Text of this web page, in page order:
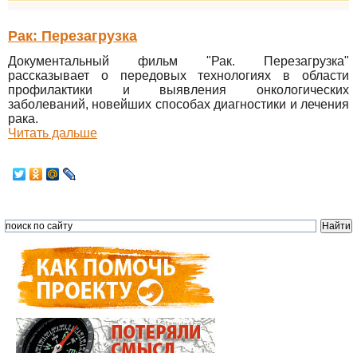
Рак: Перезагрузка
Документальный фильм "Рак. Перезагрузка"
рассказывает о передовых технологиях в области
профилактики и выявления онкологических
заболеваний, новейших способах диагностики и лечения
рака.
Читать дальше